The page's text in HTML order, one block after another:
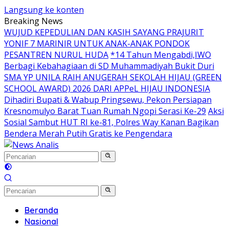
Langsung ke konten
Breaking News
WUJUD KEPEDULIAN DAN KASIH SAYANG PRAJURIT
YONIF 7 MARINIR UNTUK ANAK-ANAK PONDOK
PESANTREN NURUL HUDA*14 Tahun Mengabdi,IWO
Berbagi Kebahagiaan di SD Muhammadiyah Bukit Duri
SMA YP UNILA RAIH ANUGERAH SEKOLAH HIJAU (GREEN
SCHOOL AWARD) 2026 DARI APPeL HIJAU INDONESIA
Dihadiri Bupati & Wabup Pringsewu, Pekon Persiapan
Kresnomulyo Barat Tuan Rumah Ngopi Serasi Ke-29 Aksi
Sosial Sambut HUT RI ke-81, Polres Way Kanan Bagikan
Bendera Merah Putih Gratis ke Pengendara
Beranda
Nasional